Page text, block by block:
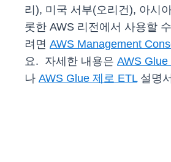
리), 미국 서부(오리건), 아시
롯한 AWS 리전에서 사용할
려면 AWS Management
요. 자세한 내용은 AWS Glue
나 AWS Glue 제로 ETL설명